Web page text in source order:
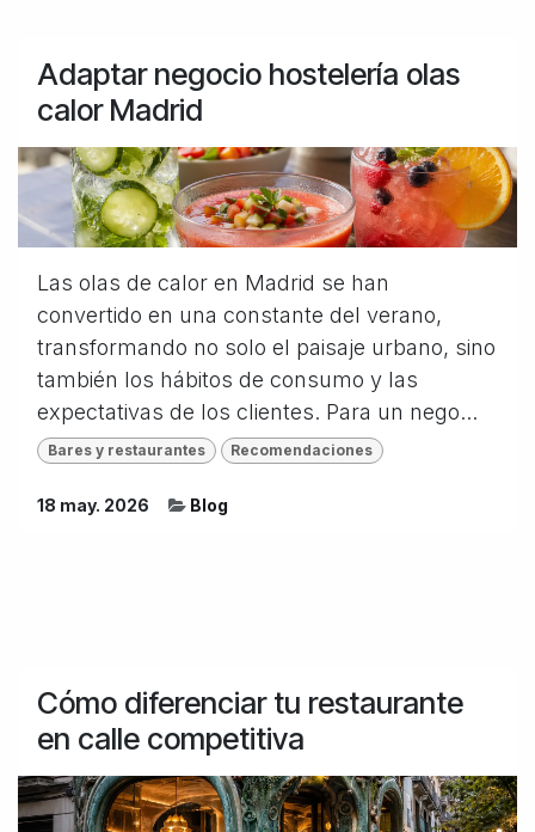
Adaptar negocio hostelería olas
calor Madrid
Las olas de calor en Madrid se han
convertido en una constante del verano,
transformando no solo el paisaje urbano, sino
también los hábitos de consumo y las
expectativas de los clientes. Para un nego...
Bares y restaurantes Recomendaciones
18 may. 2026 Blog
Cómo diferenciar tu restaurante
en calle competitiva